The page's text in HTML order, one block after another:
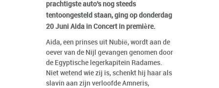
prachtigste auto's nog steeds
tentoongesteld staan, ging op donderdag
20 Juni Aida in Concert in première.
Aida, een prinses uit Nubië, wordt aan de
oever van de Nijl gevangen genomen door
de Egyptische legerkapitein Radames.
Niet wetend wie zij is, schenkt hij haar als
slavin aan zijn verloofde Amneris,